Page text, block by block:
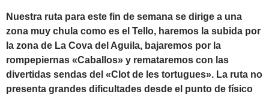
Nuestra ruta para este fin de semana se dirige a una
zona muy chula como es el Tello, haremos la subida por
la zona de La Cova del Aguila, bajaremos por la
rompepiernas «Caballos» y remataremos con las
divertidas sendas del «Clot de les tortugues». La ruta no
presenta grandes dificultades desde el punto de físico